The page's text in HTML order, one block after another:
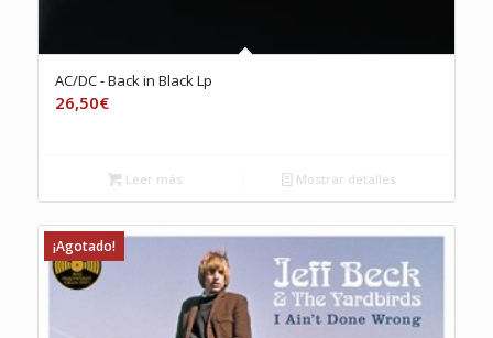
AC/DC ‎- Back in Black Lp
26,50€
Leer más Mostrar detalles
¡Agotado!